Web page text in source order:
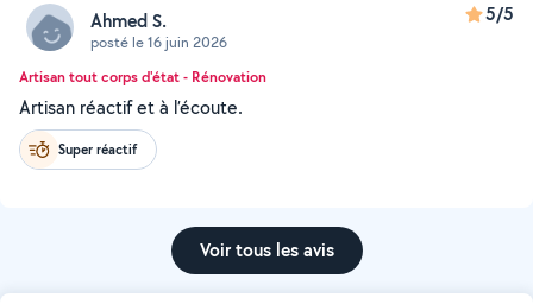
Ahmed S.
posté le 16 juin 2026
5/5
Artisan tout corps d'état - Rénovation
Artisan réactif et à l’écoute.
Super réactif
Voir tous les avis